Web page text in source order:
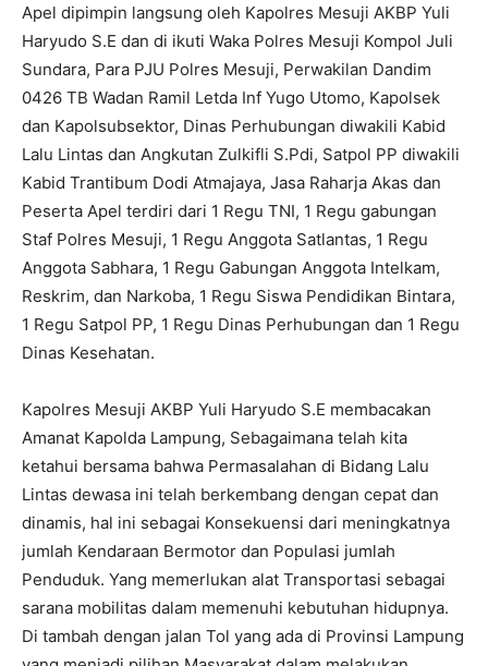
Apel dipimpin langsung oleh Kapolres Mesuji AKBP Yuli
Haryudo S.E dan di ikuti Waka Polres Mesuji Kompol Juli
Sundara, Para PJU Polres Mesuji, Perwakilan Dandim
0426 TB Wadan Ramil Letda Inf Yugo Utomo, Kapolsek
dan Kapolsubsektor, Dinas Perhubungan diwakili Kabid
Lalu Lintas dan Angkutan Zulkifli S.Pdi, Satpol PP diwakili
Kabid Trantibum Dodi Atmajaya, Jasa Raharja Akas dan
Peserta Apel terdiri dari 1 Regu TNI, 1 Regu gabungan
Staf Polres Mesuji, 1 Regu Anggota Satlantas, 1 Regu
Anggota Sabhara, 1 Regu Gabungan Anggota Intelkam,
Reskrim, dan Narkoba, 1 Regu Siswa Pendidikan Bintara,
1 Regu Satpol PP, 1 Regu Dinas Perhubungan dan 1 Regu
Dinas Kesehatan.
Kapolres Mesuji AKBP Yuli Haryudo S.E membacakan
Amanat Kapolda Lampung, Sebagaimana telah kita
ketahui bersama bahwa Permasalahan di Bidang Lalu
Lintas dewasa ini telah berkembang dengan cepat dan
dinamis, hal ini sebagai Konsekuensi dari meningkatnya
jumlah Kendaraan Bermotor dan Populasi jumlah
Penduduk. Yang memerlukan alat Transportasi sebagai
sarana mobilitas dalam memenuhi kebutuhan hidupnya.
Di tambah dengan jalan Tol yang ada di Provinsi Lampung